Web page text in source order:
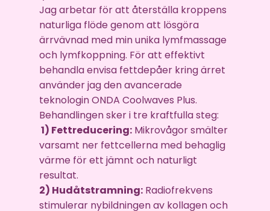
Jag arbetar för att återställa kroppens
naturliga flöde genom att lösgöra
ärrvävnad med min unika lymfmassage
och lymfkoppning. För att effektivt
behandla envisa fettdepåer kring ärret
använder jag den avancerade
teknologin ONDA Coolwaves Plus.
Behandlingen sker i tre kraftfulla steg:
1) Fettreducering: Mikrovågor smälter
varsamt ner fettcellerna med behaglig
värme för ett jämnt och naturligt
resultat.
2) Hudåtstramning: Radiofrekvens
stimulerar nybildningen av kollagen och